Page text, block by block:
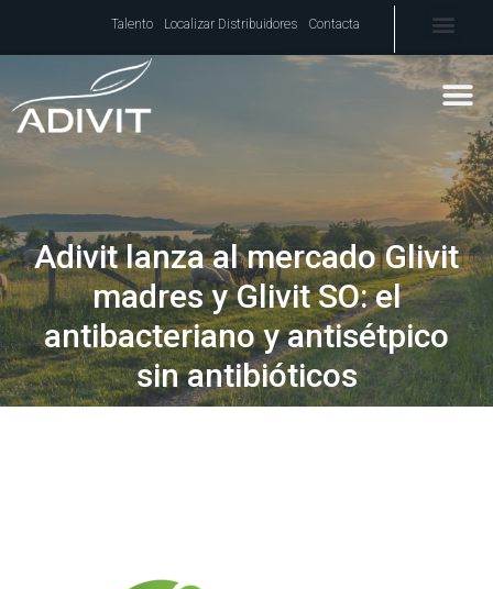
Talento Localizar Distribuidores Contacta
Adivit lanza al mercado Glivit
madres y Glivit SO: el
antibacteriano y antisétpico
sin antibióticos